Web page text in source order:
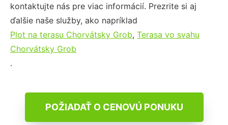
kontaktujte nás pre viac informácií. Prezrite si aj
ďalšie naše služby, ako napríklad
Plot na terasu Chorvátsky Grob, Terasa vo svahu
Chorvátsky Grob
.
POŽIADAŤ O CENOVÚ PONUKU